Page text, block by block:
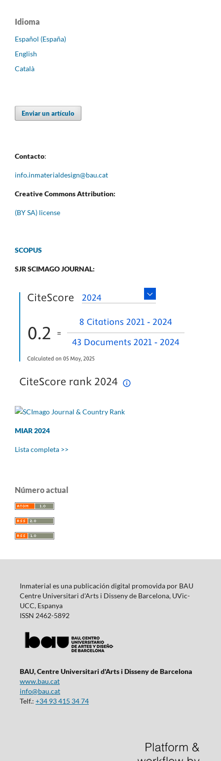
Idioma
Español (España)
English
Català
Enviar un artículo
Contacto:
info.inmaterialdesign@bau.cat
Creative Commons Attribution:
(BY SA) license
SCOPUS
SJR SCIMAGO JOURNAL:
MIAR 2024
Lista completa >>
Número actual
Inmaterial es una publicación digital promovida por BAU
Centre Universitari d'Arts i Disseny de Barcelona, UVic-
UCC, Espanya
ISSN 2462-5892
BAU, Centre Universitari d'Arts i Disseny de Barcelona
www.bau.cat
info@bau.cat
Telf.: +34 93 415 34 74